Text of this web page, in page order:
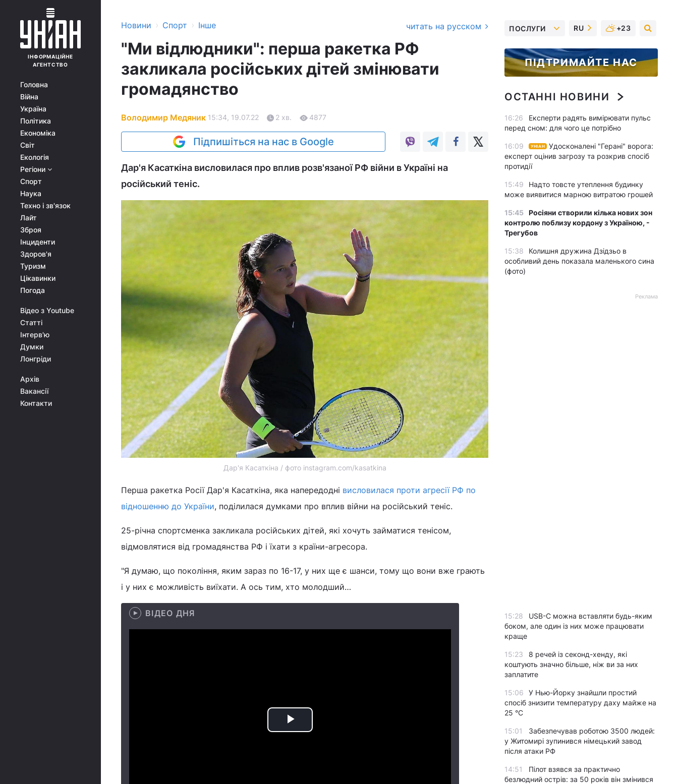
ІНФОРМАЦІЙНЕ
АГЕНТСТВО
Головна
Війна
Україна
Політика
Економіка
Світ
Екологія
Регіони
Спорт
Наука
Техно і зв'язок
Лайт
Зброя
Інциденти
Здоров'я
Туризм
Цікавинки
Погода
Відео з Youtube
Статті
Інтерв'ю
Думки
Лонгріди
Архів
Вакансії
Контакти
Новини › Спорт › Інше читать на русском
"Ми відлюдники": перша ракетка РФ
закликала російських дітей змінювати
громадянство
Володимир Медяник 15:34, 19.07.22 2 хв. 4877
Підпишіться на нас в Google
Дар'я Касаткіна висловилася про вплив розв'язаної РФ війни в Україні на
російський теніс.
Дар'я Касаткіна / фото instagram.com/kasatkina
Перша ракетка Росії Дар'я Касаткіна, яка напередодні висловилася проти агресії РФ по
відношенню до України, поділилася думками про вплив війни на російський теніс.
25-річна спортсменка закликала російських дітей, які хочуть займатися тенісом,
відмовлятися від громадянства РФ і їхати з країни-агресора.
"Я думаю, що покоління, яким зараз по 16-17, у них ще є шанси, тому що вони вже грають
і у них є можливість виїхати. А ось тим, хто молодший…
ВІДЕО ДНЯ
Play
ПОСЛУГИ RU +23
ПІДТРИМАЙТЕ НАС
ОСТАННІ НОВИНИ
16:26
Експерти радять вимірювати пульс
перед сном: для чого це потрібно
16:09 УНІАН
Удосконалені "Герані" ворога:
експерт оцінив загрозу та розкрив спосіб
протидії
15:49
Надто товсте утеплення будинку
може виявитися марною витратою грошей
15:45 Росіяни створили кілька нових зон
контролю поблизу кордону з Україною, -
Трегубов
15:38
Колишня дружина Дзідзьо в
особливий день показала маленького сина
(фото)
Реклама
15:28
USB-C можна вставляти будь-яким
боком, але один із них може працювати
краще
15:23
8 речей із секонд-хенду, які
коштують значно більше, ніж ви за них
заплатите
15:06
У Нью-Йорку знайшли простий
спосіб знизити температуру даху майже на
25 °C
15:01
Забезпечував роботою 3500 людей:
у Житомирі зупинився німецький завод
після атаки РФ
14:51
Пілот взявся за практично
безлюдний острів: за 50 років він змінився